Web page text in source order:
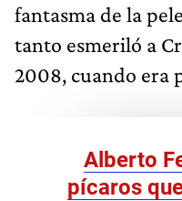
fantasma de la
tanto esmeriló a
2008, cuando era
Alberto
pícaros